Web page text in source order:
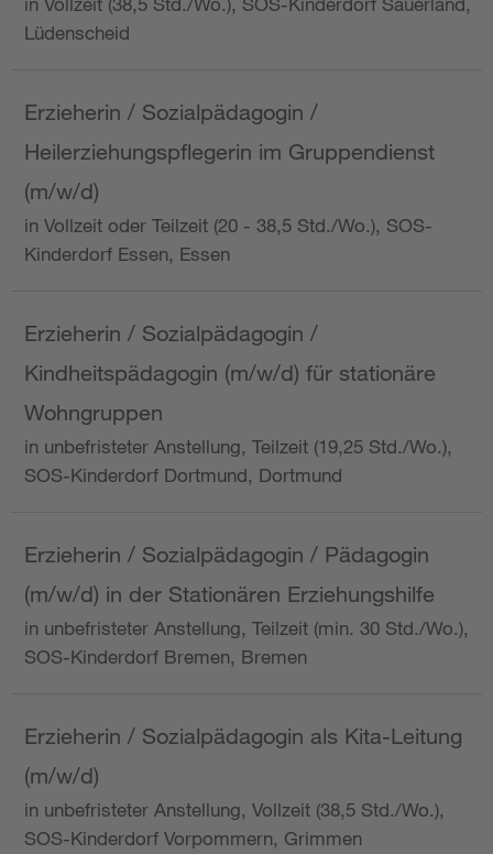
Lüdenscheid
Erzieherin / Sozialpädagogin /
Heilerziehungspflegerin im Gruppendienst
(m/w/d)
in Vollzeit oder Teilzeit (20 - 38,5 Std./Wo.), SOS-
Kinderdorf Essen, Essen
Erzieherin / Sozialpädagogin /
Kindheitspädagogin (m/w/d) für stationäre
Wohngruppen
in unbefristeter Anstellung, Teilzeit (19,25 Std./Wo.),
SOS-Kinderdorf Dortmund, Dortmund
Erzieherin / Sozialpädagogin / Pädagogin
(m/w/d) in der Stationären Erziehungshilfe
in unbefristeter Anstellung, Teilzeit (min. 30 Std./Wo.),
SOS-Kinderdorf Bremen, Bremen
Erzieherin / Sozialpädagogin als Kita-Leitung
(m/w/d)
in unbefristeter Anstellung, Vollzeit (38,5 Std./Wo.),
SOS-Kinderdorf Vorpommern, Grimmen